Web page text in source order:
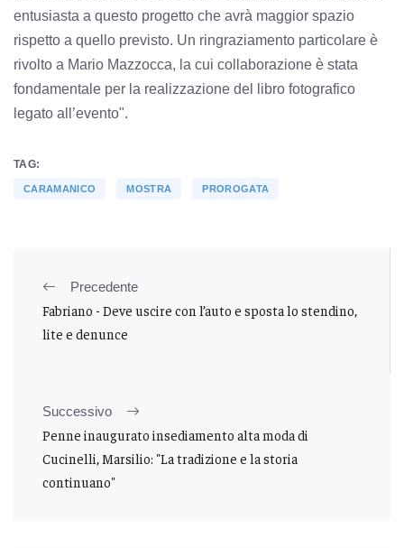
entusiasta a questo progetto che avrà maggior spazio
rispetto a quello previsto. Un ringraziamento particolare è
rivolto a Mario Mazzocca, la cui collaborazione è stata
fondamentale per la realizzazione del libro fotografico
legato all’evento".
TAG:
CARAMANICO MOSTRA PROROGATA
Precedente
Fabriano - Deve uscire con l’auto e sposta lo stendino,
lite e denunce
Successivo
Penne inaugurato insediamento alta moda di
Cucinelli, Marsilio: "La tradizione e la storia
continuano"